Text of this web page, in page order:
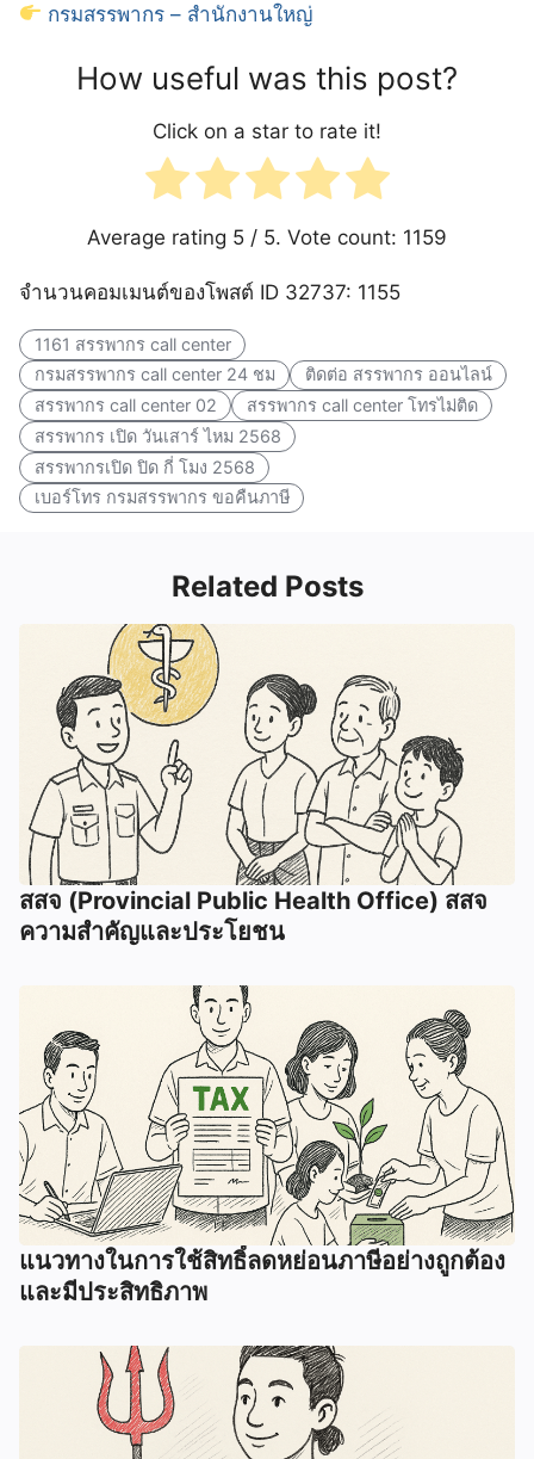
กรมสรรพากร – สำนักงานใหญ่
How useful was this post?
Click on a star to rate it!
Average rating 5 / 5. Vote count: 1159
จำนวนคอมเมนต์ของโพสต์ ID 32737: 1155
1161 สรรพากร call center
กรมสรรพากร call center 24 ชม
ติดต่อ สรรพากร ออนไลน์
สรรพากร call center 02
สรรพากร call center โทรไม่ติด
สรรพากร เปิด วันเสาร์ ไหม 2568
สรรพากรเปิด ปิด กี่ โมง 2568
เบอร์โทร กรมสรรพากร ขอคืนภาษี
Related Posts
สสจ (Provincial Public Health Office) สสจ
ความสำคัญและประโยชน
แนวทางในการใช้สิทธิ์ลดหย่อนภาษีอย่างถูกต้อง
และมีประสิทธิภาพ